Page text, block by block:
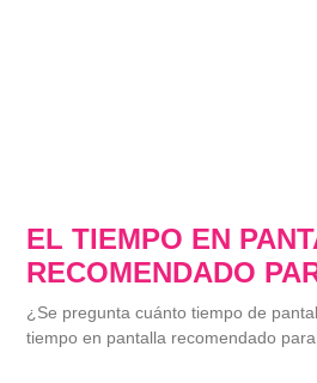
EL TIEMPO EN
RECOMENDADO
¿Se pregunta cuánto tiempo de
tiempo en pantalla recomendado